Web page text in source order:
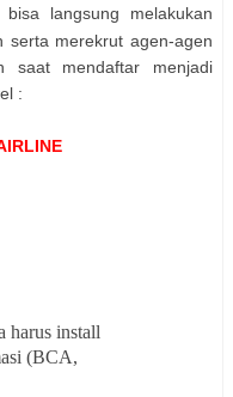
bisa langsung melakukan
serta merekrut agen-agen
saat mendaftar menjadi
:
harus install
(BCA,